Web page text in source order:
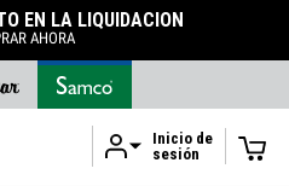
Ir al contenido principal
ACCESORIOS
Inicio de
sesión